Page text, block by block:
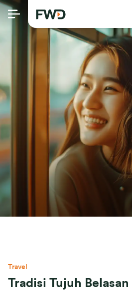
Travel
Tradisi Tujuh